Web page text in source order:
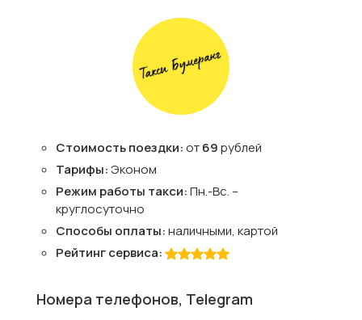
Стоимость поездки:от69рублей
Тарифы:Эконом
Режим работы такси:Пн.-Вс. –
круглосуточно
Способы оплаты:наличными, картой
Рейтинг сервиса:
Номера телефонов, Telegram